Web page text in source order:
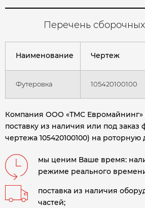
Перечень
Наименование Чертеж
Футеровка 105420100100
Компания ООО «ТМС Евромайнинг»
поставку из наличия или под заказ
чертежа 105420100100) на
мы ценим Ваше время:
режиме реального
поставка из наличия
частей;